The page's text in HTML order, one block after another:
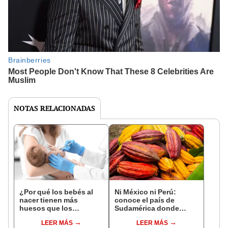
NOTAS RELACIONADAS
¿Por qué los bebés al
nacer tienen más
huesos que los
LEER MÁS
Ni México ni Perú:
conoce el país de
Sudamérica donde
estudioLEER MÁS